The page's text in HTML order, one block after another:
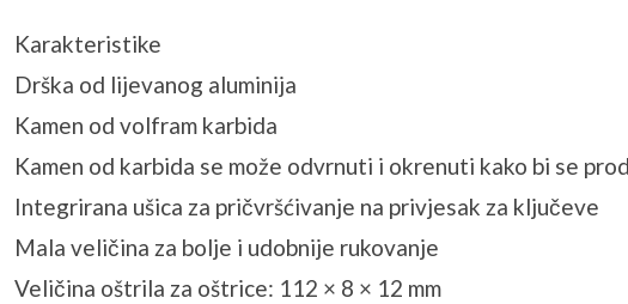
Karakteristike
Drška od lijevanog aluminija
Kamen od volfram karbida
Kamen od karbida se može odvrnuti i okrenuti kako bi se
Integrirana ušica za pričvršćivanje na privjesak za ključeve
Mala veličina za bolje i udobnije rukovanje
Veličina oštrila za oštrice: 112 × 8 × 12 mm